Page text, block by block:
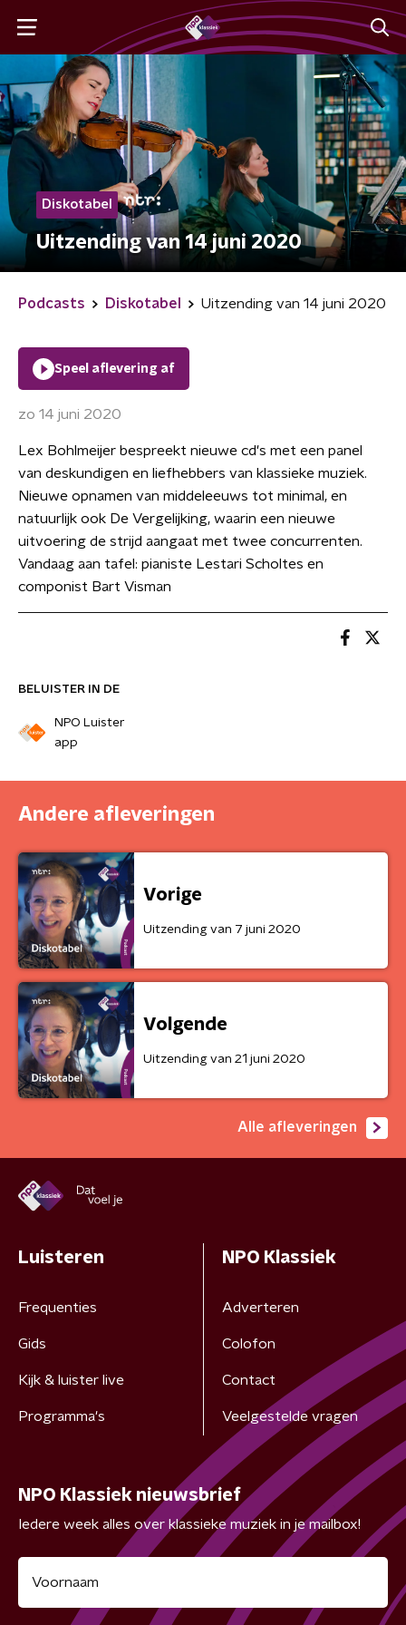
Diskotabel
Uitzending van 14 juni 2020
Podcasts Diskotabel Uitzending van 14 juni 2020
BELUISTER IN DE
NPO Luister
app
Speel aflevering af
zo 14 juni 2020
Lex Bohlmeijer bespreekt nieuwe cd's met een panel
van deskundigen en liefhebbers van klassieke muziek.
Nieuwe opnamen van middeleeuws tot minimal, en
natuurlijk ook De Vergelijking, waarin een nieuwe
uitvoering de strijd aangaat met twee concurrenten.
Vandaag aan tafel: pianiste Lestari Scholtes en
componist Bart Visman
Andere afleveringen
Vorige
Uitzending van 7 juni 2020
Volgende
Uitzending van 21 juni 2020
Alle afleveringen
Luisteren
Frequenties
Gids
Kijk & luister live
Programma's
NPO Klassiek
Adverteren
Colofon
Contact
Veelgestelde vragen
NPO Klassiek nieuwsbrief
Iedere week alles over klassieke muziek in je mailbox!